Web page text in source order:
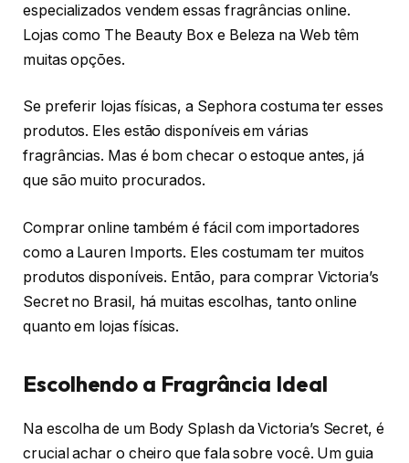
especializados vendem essas fragrâncias online.
Lojas como The Beauty Box e Beleza na Web têm
muitas opções.
Se preferir lojas físicas, a Sephora costuma ter esses
produtos. Eles estão disponíveis em várias
fragrâncias. Mas é bom checar o estoque antes, já
que são muito procurados.
Comprar online também é fácil com importadores
como a Lauren Imports. Eles costumam ter muitos
produtos disponíveis. Então, para comprar Victoria’s
Secret no Brasil, há muitas escolhas, tanto online
quanto em lojas físicas.
Escolhendo a Fragrância Ideal
Na escolha de um Body Splash da Victoria’s Secret, é
crucial achar o cheiro que fala sobre você. Um guia